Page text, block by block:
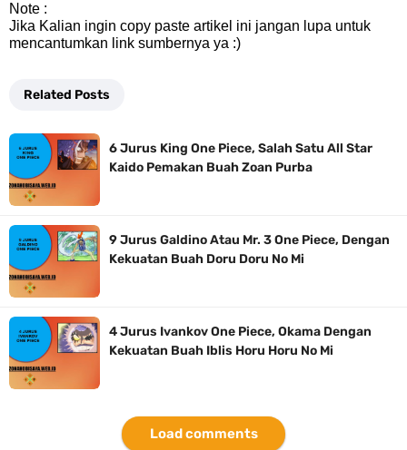
Note :
Jika Kalian ingin copy paste artikel ini jangan lupa untuk
mencantumkan link sumbernya ya :)
Related Posts
6 Jurus King One Piece, Salah Satu All Star
Kaido Pemakan Buah Zoan Purba
9 Jurus Galdino Atau Mr. 3 One Piece, Dengan
Kekuatan Buah Doru Doru No Mi
4 Jurus Ivankov One Piece, Okama Dengan
Kekuatan Buah Iblis Horu Horu No Mi
Load comments